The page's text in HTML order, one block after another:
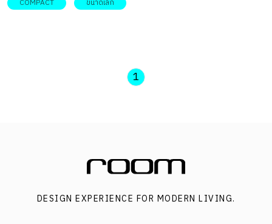
ออกแบบทุกสิ่งอย่างตั้งแต่สถาปัตยกรรม ออกแบบภายใน
ถูกทิ้งร้างไว้ไม่ได้มีคนเข้าไปใช้การมากนัก คุณนาได้บอกกับ
แต่ด้วยขนาดที่ไม่มากนัก จึงทำให้ทุกอย่างค่อนข้างคับแคบ
COMPACT ขนาดเล็ก
1
DESIGN EXPERIENCE FOR MODERN LIVING.